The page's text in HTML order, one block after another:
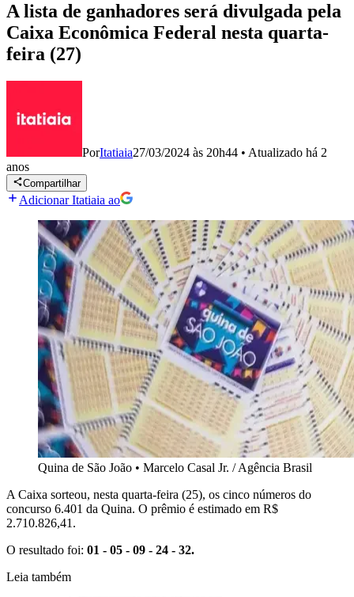
A lista de ganhadores será divulgada pela
Caixa Econômica Federal nesta quarta-
feira (27)
PorItatiaia27/03/2024 às 20h44 • Atualizado há 2
anos
Compartilhar
Adicionar Itatiaia ao
Quina de São João • Marcelo Casal Jr. / Agência Brasil
A Caixa sorteou, nesta quarta-feira (25), os cinco números do
concurso 6.401 da Quina. O prêmio é estimado em R$
2.710.826,41.
O resultado foi: 01 - 05 - 09 - 24 - 32.
Leia também